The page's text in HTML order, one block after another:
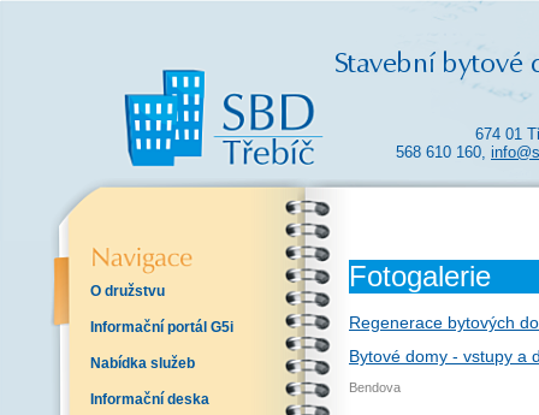
674 01
568 610 160,
O družstvu
Informační portál G5i
Nabídka služeb
Informační deska
Fotogalerie
Regenerace bytových
Bytové domy - vstupy a
Bendova